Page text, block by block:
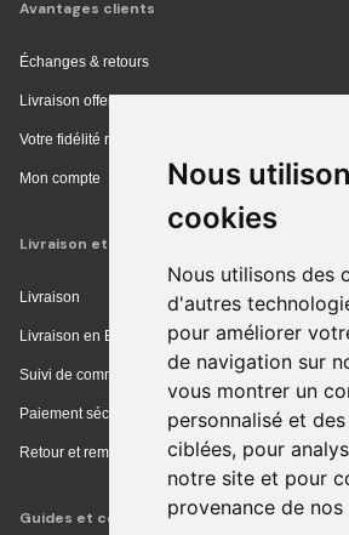
Nous
cookies
Nous utilisons des
d'autres
pour améliorer
de navigation sur
vous montrer un
personnalisé et
ciblées, pour
notre site et pour
provenance de nos
Avantages clients
Échanges & retours
Livraison offerte en magasin
Votre fidélité récompensée
Mon compte
Livraison et achat
Livraison
Livraison en Europe
Suivi de commande
Paiement sécurisé
Retour et remboursement
Guides et conseils